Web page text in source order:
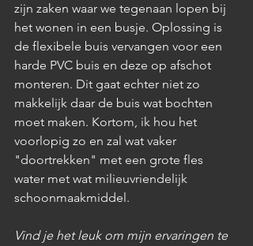
zijn zaken waar we tegenaan lopen bij
het wonen in een busje. Oplossing is
de flexibele buis vervangen voor een
harde PVC buis en deze op afschot
monteren. Dit gaat echter niet zo
makkelijk daar de buis wat bochten
moet maken. Kortom, ik hou het
voorlopig zo en zal wat vaker
"doortrekken" met een grote fles
water met wat milieuvriendelijk
schoonmaakmiddel.
Vind je het leuk om mijn ervaringen te